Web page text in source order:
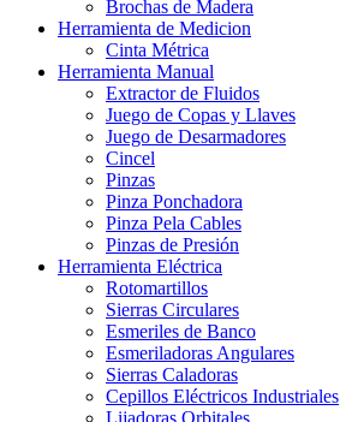
Brochas de Madera
Herramienta de Medicion
Cinta Métrica
Herramienta Manual
Extractor de Fluidos
Juego de Copas y Llaves
Juego de Desarmadores
Cincel
Pinzas
Pinza Ponchadora
Pinza Pela Cables
Pinzas de Presión
Herramienta Eléctrica
Rotomartillos
Sierras Circulares
Esmeriles de Banco
Esmeriladoras Angulares
Sierras Caladoras
Cepillos Eléctricos Industriales
Lijadoras Orbitales